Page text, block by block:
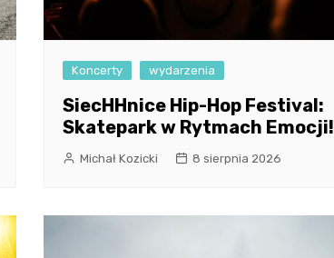
Koncerty wydarzenia
SiecHHnice Hip-Hop Festival:
Skatepark w Rytmach Emocji!
Michał Kozicki 8 sierpnia 2026